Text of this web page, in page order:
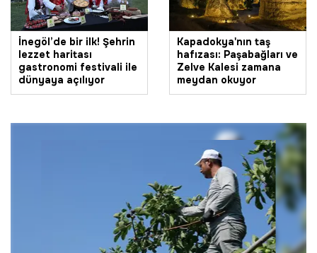
İnegöl’de bir ilk! Şehrin
lezzet haritası
gastronomi festivali ile
dünyaya açılıyor
Kapadokya'nın taş
hafızası: Paşabağları ve
Zelve Kalesi zamana
meydan okuyor